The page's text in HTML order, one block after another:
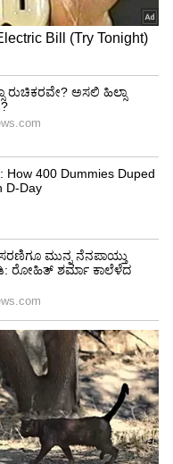
ಆದರೆ ಪ್ರತಾಪ್
ಎತ್ತಿದ್ದಾರೆ. ಕಾರ್ತಿಕ್
ತಾಕತ್ತು
ಎಷ್ಟು
ಪೂರ್ತಿಯಾಗಿ ಇದರ
ಬರ್ತಾ ಅವ್ನ
ಹೇಳಿದ್ದಾರೆ. ಮತ್ತೆ
ಗೆ ತಲೆ ಕೆಟ್ಟಿದ್ಯಾ